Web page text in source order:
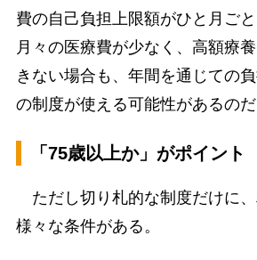
費の自己負担上限額がひと月ごと
月々の医療費が少なく、高額療
きない場合も、年間を通じての
の制度が使える可能性があるのだ
「75歳以上か」がポイント
ただし切り札的な制度だけに
様々な条件がある。